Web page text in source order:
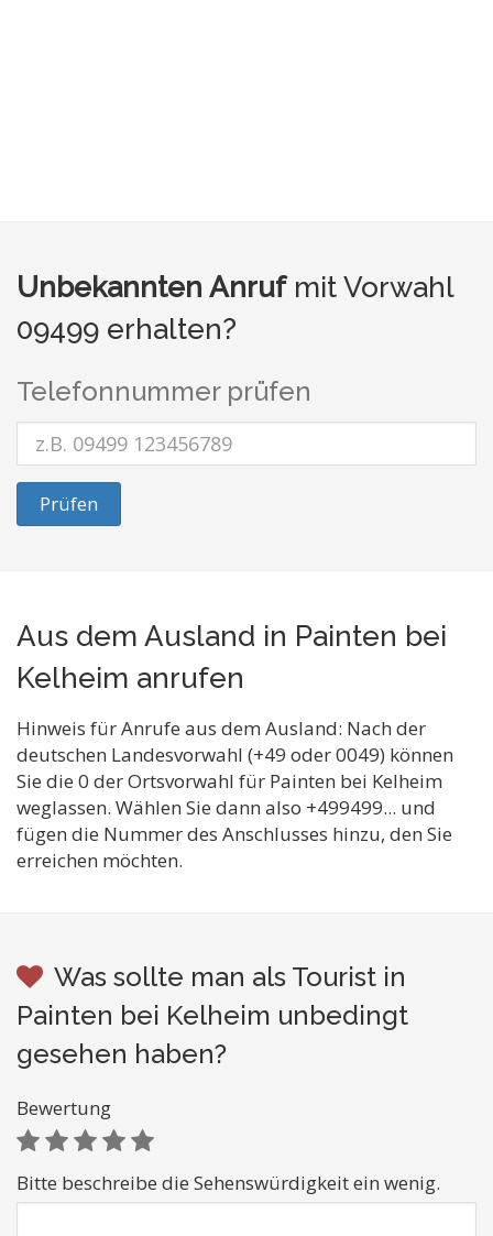
Unbekannten Anrufmit Vorwahl
09499 erhalten?
Telefonnummer prüfen
Prüfen
Aus dem Ausland in Painten bei
Kelheim anrufen
Hinweis für Anrufe aus dem Ausland: Nach der
deutschen Landesvorwahl (+49 oder 0049) können
Sie die 0 der Ortsvorwahl für Painten bei Kelheim
weglassen. Wählen Sie dann also +499499... und
fügen die Nummer des Anschlusses hinzu, den Sie
erreichen möchten.
Was sollte man als Tourist in
Painten bei Kelheim unbedingt
gesehen haben?
Bewertung
Bitte beschreibe die Sehenswürdigkeit ein wenig.